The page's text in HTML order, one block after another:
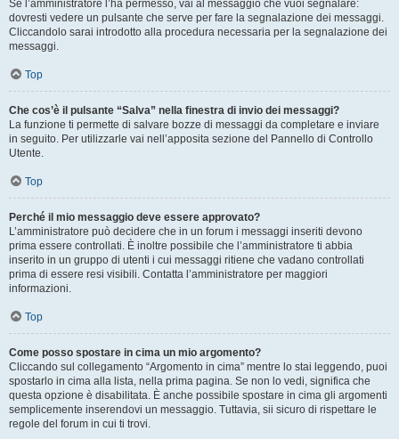
Se l’amministratore l’ha permesso, vai al messaggio che vuoi segnalare:
dovresti vedere un pulsante che serve per fare la segnalazione dei messaggi.
Cliccandolo sarai introdotto alla procedura necessaria per la segnalazione dei
messaggi.
Top
Che cos’è il pulsante “Salva” nella finestra di invio dei messaggi?
La funzione ti permette di salvare bozze di messaggi da completare e inviare
in seguito. Per utilizzarle vai nell’apposita sezione del Pannello di Controllo
Utente.
Top
Perché il mio messaggio deve essere approvato?
L’amministratore può decidere che in un forum i messaggi inseriti devono
prima essere controllati. È inoltre possibile che l’amministratore ti abbia
inserito in un gruppo di utenti i cui messaggi ritiene che vadano controllati
prima di essere resi visibili. Contatta l’amministratore per maggiori
informazioni.
Top
Come posso spostare in cima un mio argomento?
Cliccando sul collegamento “Argomento in cima” mentre lo stai leggendo, puoi
spostarlo in cima alla lista, nella prima pagina. Se non lo vedi, significa che
questa opzione è disabilitata. È anche possibile spostare in cima gli argomenti
semplicemente inserendovi un messaggio. Tuttavia, sii sicuro di rispettare le
regole del forum in cui ti trovi.